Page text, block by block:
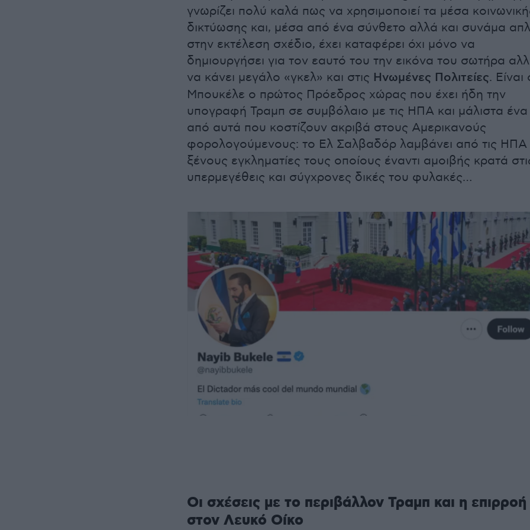
γνωρίζει πολύ καλά πως να χρησιμοποιεί τα μέσα
δικτύωσης και, μέσα από ένα σύνθετο αλλά και συνάμα
στην εκτέλεση σχέδιο, έχει καταφέρει όχι μόνο να
δημιουργήσει για τον εαυτό του την εικόνα του σωτήρα
να κάνει μεγάλο «γκελ» και στις Ηνωμένες Πολιτείες. Είναι
Μπουκέλε ο πρώτος Πρόεδρος χώρας που έχει ήδη την
υπογραφή Τραμπ σε συμβόλαιο με τις ΗΠΑ και μάλιστα ένα
από αυτά που κοστίζουν ακριβά στους Αμερικανούς
φορολογούμενους: το Ελ Σαλβαδόρ λαμβάνει από τις ΗΠΑ
ξένους εγκληματίες τους οποίους έναντι αμοιβής κρατά
υπερμεγέθεις και σύγχρονες δικές του φυλακές…
Οι σχέσεις με το περιβάλλον Τραμπ και η επιρροή
στον Λευκό Οίκο